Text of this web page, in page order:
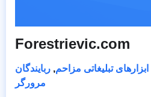
Forestrievic.com
ابزارهای تبلیغاتی مزاحم, ربایندگان
مرورگر